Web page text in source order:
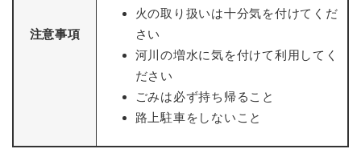
注意事項
火の取り扱いは十分気を付けてくだ
さい
河川の増水に気を付けて利用してく
ださい
ごみは必ず持ち帰ること
路上駐車をしないこと